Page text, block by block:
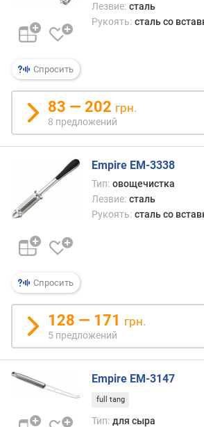
Спросить
Лезвие: сталь
Рукоять: сталь со
83 — 202 грн.
8 предложений
Спросить
Empire EM-3338
Тип: овощечистка
Лезвие: сталь
Рукоять: сталь со
128 — 171 грн.
5 предложений
Empire EM-3147
full tang
Тип: для сыра